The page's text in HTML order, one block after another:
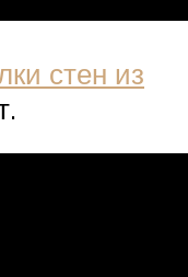
стен из